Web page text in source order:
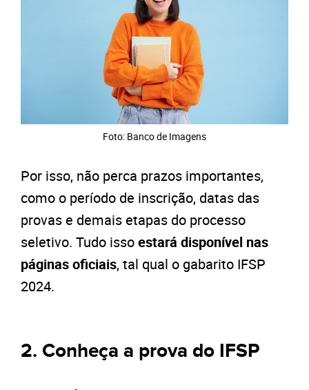
Foto: Banco de Imagens
Por isso, não perca prazos importantes,
como o período de inscrição, datas das
provas e demais etapas do processo
seletivo. Tudo issoestará disponível nas
páginas oficiais, tal qual o gabarito IFSP
2024.
2. Conheça a prova do IFSP